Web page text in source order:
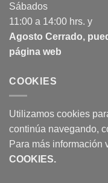
Sábados
11:00 a 14:00 hrs. y
Agosto Cerrado,
página web
COOKIES
Utilizamos cookies
continúa navegando,
Para más información
COOKIES.